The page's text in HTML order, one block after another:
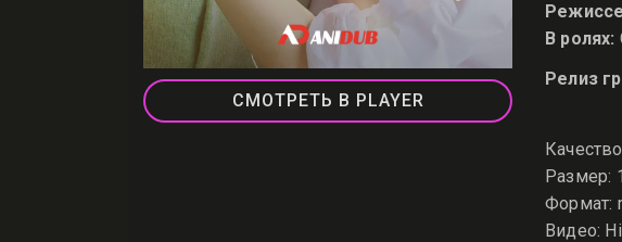
СМОТРЕТЬ В PLAYER
В ролях:
Релиз
Размер:
Формат:
Видео: